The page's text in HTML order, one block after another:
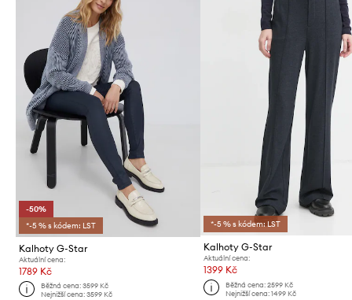
-50%
*-5 % s kódem: LST
Kalhoty G-Star
Aktuální cena:
1789 Kč
Běžná cena:3599 Kč
Nejnižší cena:3599 Kč
*-5 % s kódem: LST
Kalhoty G-Star
Aktuální cena:
1399 Kč
Běžná cena: 2599 Kč
Nejnižší cena: 1499 Kč